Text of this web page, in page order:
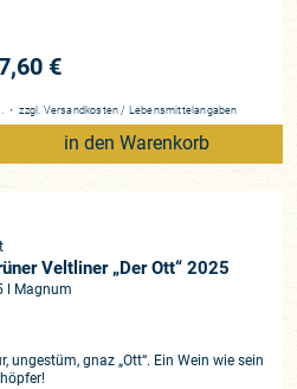
€
・zzgl. Versandkosten / Lebensmittelangaben
in den Warenkorb
Veltliner „Der Ott“ 2025
l Magnum
ungestüm, gnaz „Ott“. Ein Wein wie sein